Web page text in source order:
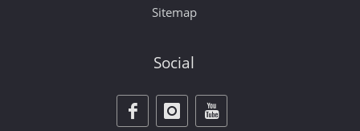
Sitemap
Social